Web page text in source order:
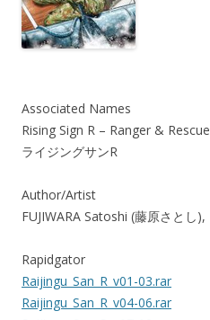
Associated Names
Rising Sign R – Ranger & Rescue
ライジングサンR
Author/Artist
FUJIWARA Satoshi (藤原さとし),
Rapidgator
Raijingu_San_R_v01-03.rar
Raijingu_San_R_v04-06.rar